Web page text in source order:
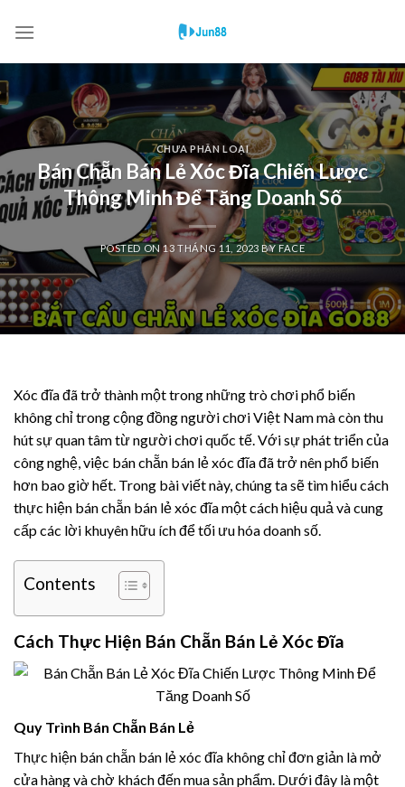
CHƯA PHÂN LOẠI
Bán Chẵn Bán Lẻ Xóc Đĩa Chiến Lược
Thông Minh Để Tăng Doanh Số
POSTED ON13 THÁNG 11, 2023 BY FACE
Xóc đĩa đã trở thành một trong những trò chơi phổ biến
không chỉ trong cộng đồng người chơi Việt Nam mà còn thu
hút sự quan tâm từ người chơi quốc tế. Với sự phát triển của
công nghệ, việc bán chẵn bán lẻ xóc đĩa đã trở nên phổ biến
hơn bao giờ hết. Trong bài viết này, chúng ta sẽ tìm hiểu cách
thực hiện bán chẵn bán lẻ xóc đĩa một cách hiệu quả và cung
cấp các lời khuyên hữu ích để tối ưu hóa doanh số.
Contents
Cách Thực Hiện Bán Chẵn Bán Lẻ Xóc Đĩa
Quy Trình Bán Chẵn Bán Lẻ
Thực hiện bán chẵn bán lẻ xóc đĩa không chỉ đơn giản là mở
cửa hàng và chờ khách đến mua sản phẩm. Dưới đây là một